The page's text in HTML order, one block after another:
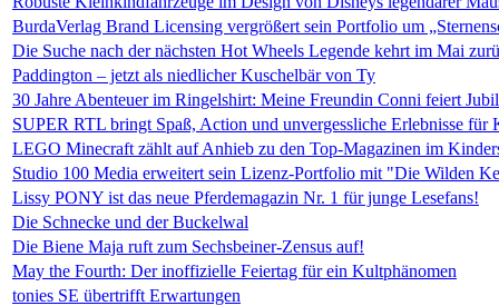
BurdaVerlag Brand Licensing vergrößert sein Portfolio um
Die Suche nach der nächsten Hot Wheels Legende kehrt im Mai
Paddington – jetzt als niedlicher Kuschelbär von Ty
30 Jahre Abenteuer im Ringelshirt: Meine Freundin Conni feiert
SUPER RTL bringt Spaß, Action und unvergessliche Erlebnisse für
LEGO Minecraft zählt auf Anhieb zu den Top-Magazinen im
Studio 100 Media erweitert sein Lizenz-Portfolio mit "Die Wilden
Lissy PONY ist das neue Pferdemagazin Nr. 1 für junge Lesefans!
Die Schnecke und der Buckelwal
Die Biene Maja ruft zum Sechsbeiner-Zensus auf!
May the Fourth: Der inoffizielle Feiertag für ein Kultphänomen
tonies SE übertrifft Erwartungen